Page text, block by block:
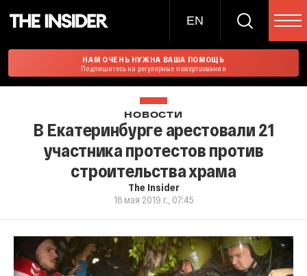
EN
НАМ ОЧЕНЬ НУЖНА ВАША ПОМОЩЬ
Подпишитесь на регулярные пожертвования
НОВОСТИ
В Екатеринбурге арестовали 21
участника протестов против
строительства храма
The Insider
16 мая 2019 г., 07:45